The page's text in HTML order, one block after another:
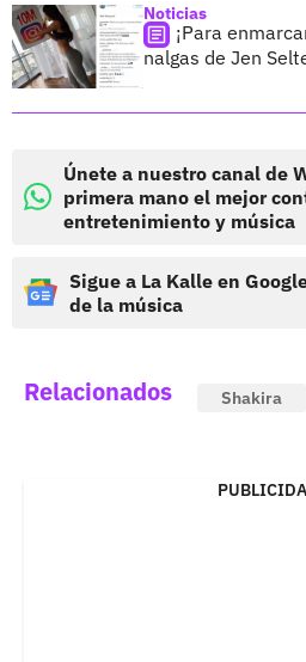
Noticias
¡Para
nalgas de Jen
Únete a nuestro canal de
primera mano el mejor
entretenimiento y música
Sigue a La Kalle en
de la música
Relacionados Shakira